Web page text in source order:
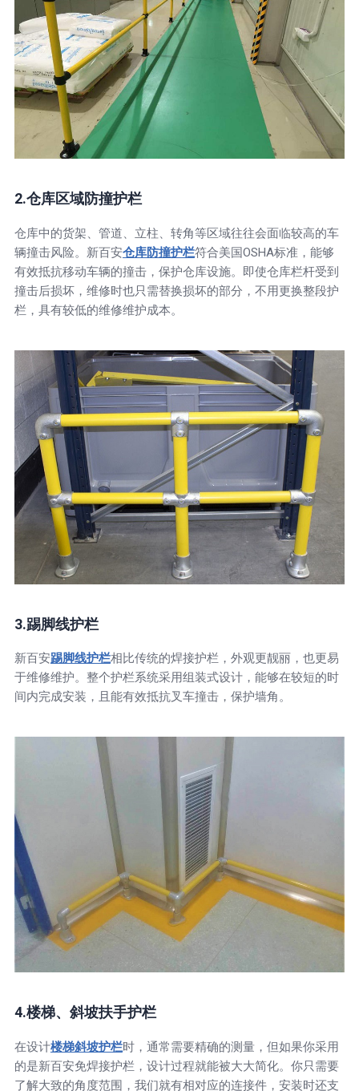
2.仓库区域防撞护栏
仓库中的货架、管道、立柱、转角等区域往往会面临较高的车
辆撞击风险。新百安仓库防撞护栏符合美国OSHA标准，能够
有效抵抗移动车辆的撞击，保护仓库设施。即使仓库栏杆受到
撞击后损坏，维修时也只需替换损坏的部分，不用更换整段护
栏，具有较低的维修维护成本。
3.踢脚线护栏
新百安踢脚线护栏相比传统的焊接护栏，外观更靓丽，也更易
于维修维护。整个护栏系统采用组装式设计，能够在较短的时
间内完成安装，且能有效抵抗叉车撞击，保护墙角。
4.楼梯、斜坡扶手护栏
在设计楼梯斜坡护栏时，通常需要精确的测量，但如果你采用
的是新百安免焊接护栏，设计过程就能被大大简化。你只需要
了解大致的角度范围，我们就有相对应的连接件，安装时还支